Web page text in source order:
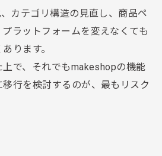
カテゴリ構造の見直し、商品ペ
ラットフォームを変えなくても
ります。
上で、それでもmakeshopの機能
行を検討するのが、最もリスク